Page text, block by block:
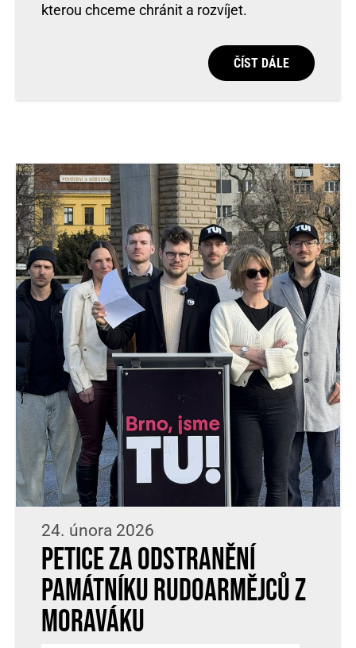
kterou chceme chránit a rozvíjet.
ČÍST DÁLE
24. února 2026
Petice za odstranění
Památníku rudoarmějců z
Moraváku